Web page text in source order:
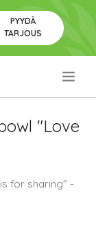
PYYDÄ
TARJOUS
"Love
for sharing" -